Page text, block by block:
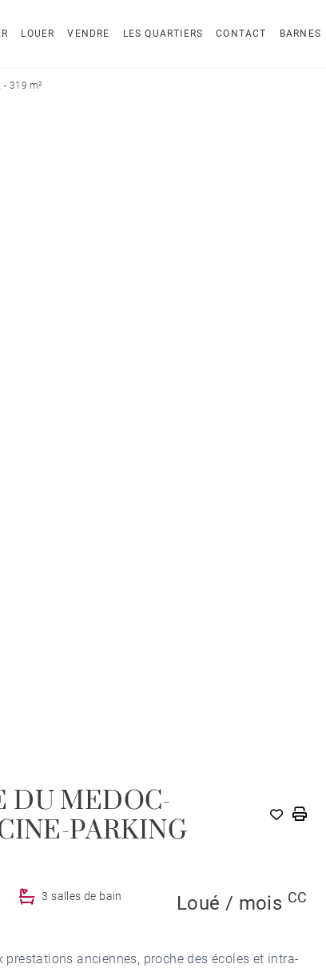
LOUER VENDRE LES QUARTIERS CONTACT BARNES
- 319 m²
DU MEDOC-
PARKING
3 salles de bain Loué / mois CC
anciennes, proche des écoles et intra-